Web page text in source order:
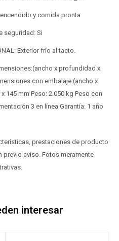
y comida pronta
seguridad: Si
Exterior frío al tacto.
x profundidad x
con embalaje:(ancho x
145 mm Peso: 2.050 kg Peso con
3 en línea Garantía: 1 año
prestaciones de producto
previo aviso. Fotos meramente
interesar